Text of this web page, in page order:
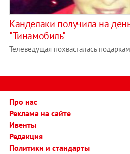
Канделаки получила на
"Тинамобиль"
Телеведущая похвасталась
Про нас
Реклама на сайте
Ивенты
Редакция
Политики и стандарты